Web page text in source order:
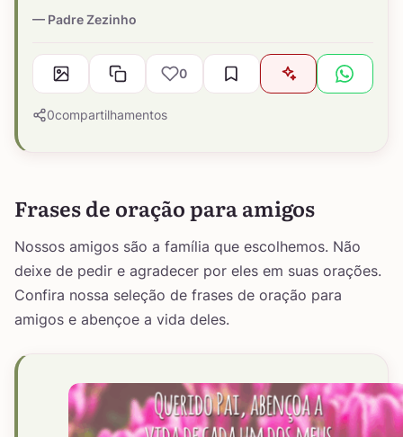
Padre Zezinho
0
0compartilhamentos
Frases de oração para amigos
Nossos amigos são a família que escolhemos. Não
deixe de pedir e agradecer por eles em suas orações.
Confira nossa seleção de frases de oração para
amigos e abençoe a vida deles.